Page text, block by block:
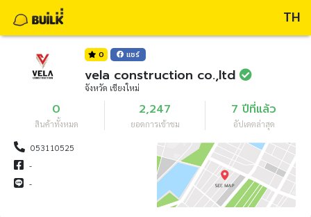
TH
0 แชร์
vela construction co.,ltd
จังหวัด เชียงใหม่
0
สินค้าทั้งหมด
2,247
ยอดการเข้าชม
7 ปีที่แล้ว
อัปเดตล่าสุด
053110525
-
-